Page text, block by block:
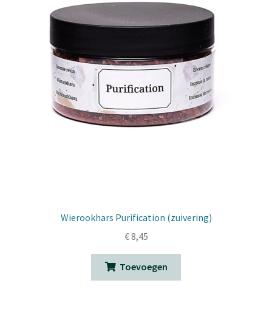
Wierookhars Purification (zuivering)
€8,45
Toevoegen